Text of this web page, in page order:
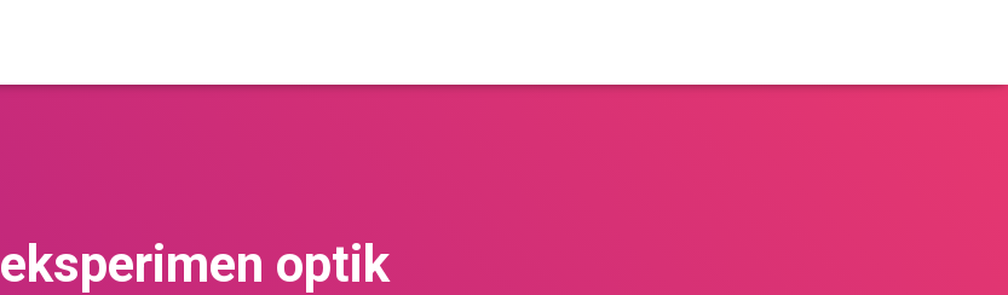
eksperimen optik